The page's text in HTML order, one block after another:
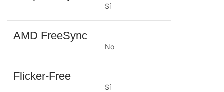
Sí
AMD FreeSync
No
Flicker-Free
Sí